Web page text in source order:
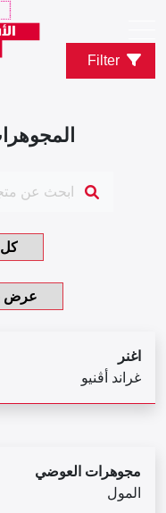
Filter
اغنر
غراند أڤنيو
مجوهرات العوضي
المول